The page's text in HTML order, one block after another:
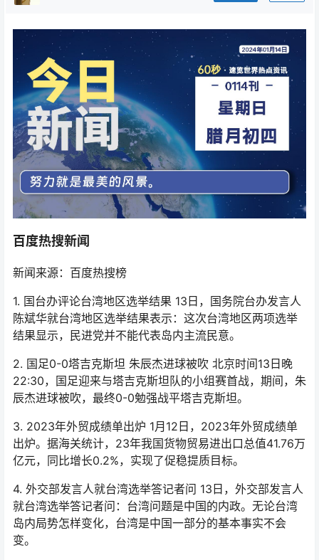
百度热搜新闻
新闻来源：百度热搜榜
1. 国台办评论台湾地区选举结果 13日，国务院台办发言人
陈斌华就台湾地区选举结果表示：这次台湾地区两项选举
结果显示，民进党并不能代表岛内主流民意。
2. 国足0-0塔吉克斯坦 朱辰杰进球被吹 北京时间13日晚
22:30，国足迎来与塔吉克斯坦队的小组赛首战，期间，朱
辰杰进球被吹，最终0-0勉强战平塔吉克斯坦。
3. 2023年外贸成绩单出炉 1月12日，2023年外贸成绩单
出炉。据海关统计，23年我国货物贸易进出口总值41.76万
亿元，同比增长0.2%，实现了促稳提质目标。
4. 外交部发言人就台湾选举答记者问 13日，外交部发言人
就台湾选举答记者问：台湾问题是中国的内政。无论台湾
岛内局势怎样变化，台湾是中国一部分的基本事实不会
变。